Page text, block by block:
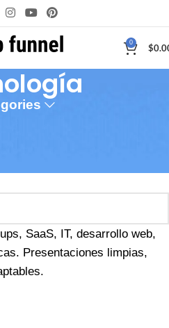
0 $
SaaS, IT, desarrollo web,
Presentaciones limpias,